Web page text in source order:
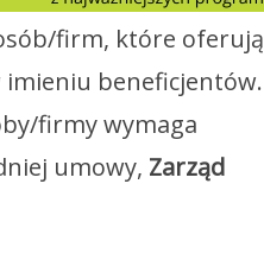
firm, które oferują
beneficjentów.
firmy wymaga
umowy, Zarząd